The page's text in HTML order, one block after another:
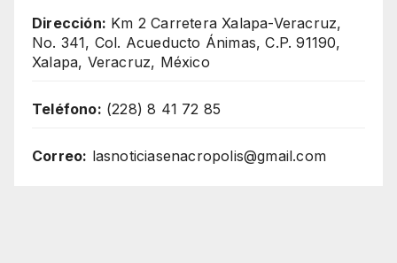
Dirección: Km 2 Carretera Xalapa-Veracruz,
No. 341, Col. Acueducto Ánimas, C.P. 91190,
Xalapa, Veracruz, México
Teléfono: (228) 8 41 72 85
Correo: lasnoticiasenacropolis@gmail.com